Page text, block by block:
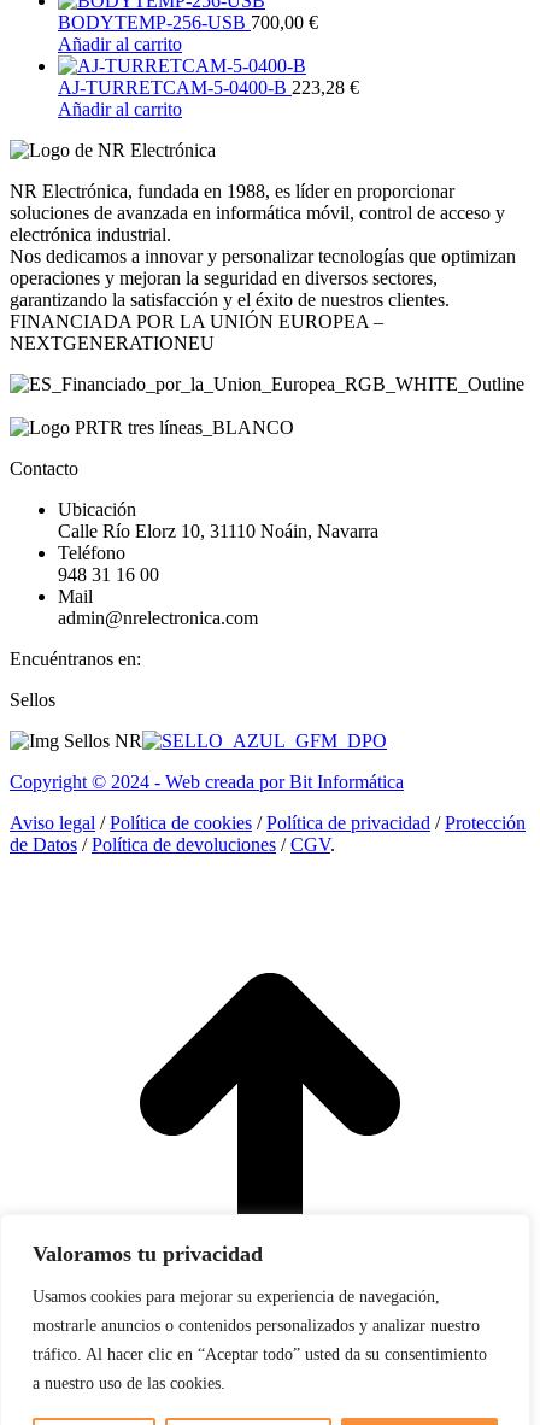
Valoramos tu privacidad
Usamos cookies para mejorar su experiencia de navegación,
mostrarle anuncios o contenidos personalizados y analizar nuestro
tráfico. Al hacer clic en “Aceptar todo” usted da su consentimiento
a nuestro uso de las cookies.
BODYTEMP-256-USB 700,00 €
Añadir al carrito
AJ-TURRETCAM-5-0400-B 223,28 €
Añadir al carrito
NR Electrónica, fundada en 1988, es líder en proporcionar
soluciones de avanzada en informática móvil, control de acceso y
electrónica industrial.
Nos dedicamos a innovar y personalizar tecnologías que optimizan
operaciones y mejoran la seguridad en diversos sectores,
garantizando la satisfacción y el éxito de nuestros clientes.
FINANCIADA POR LA UNIÓN EUROPEA –
NEXTGENERATIONEU
Contacto
Ubicación
Calle Río Elorz 10, 31110 Noáin, Navarra
Teléfono
948 31 16 00
Mail
admin@nrelectronica.com
Encuéntranos en:
Facebook
opens
new
Linkedin
opens
new
Instagram
opens
new
Sellos
Copyright © 2024 - Web creada por Bit Informática
Aviso legal /Política de cookies /Política de privacidad /Protección
de Datos /Política de devoluciones /CGV.